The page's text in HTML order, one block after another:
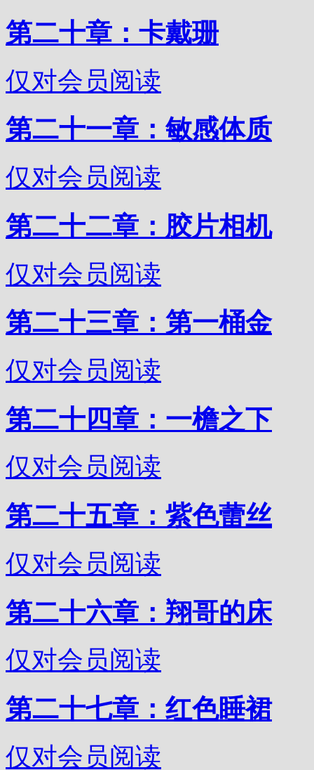
第二十章：卡戴珊
仅对会员阅读
第二十一章：敏感体质
仅对会员阅读
第二十二章：胶片相机
仅对会员阅读
第二十三章：第一桶金
仅对会员阅读
第二十四章：一檐之下
仅对会员阅读
第二十五章：紫色蕾丝
仅对会员阅读
第二十六章：翔哥的床
仅对会员阅读
第二十七章：红色睡裙
仅对会员阅读